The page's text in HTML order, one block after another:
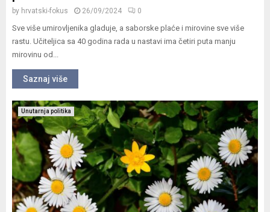
by hrvatski-fokus 26/09/2024 0
Sve više umirovljenika gladuje, a saborske plaće i mirovine sve više
rastu. Učiteljica sa 40 godina rada u nastavi ima četiri puta manju
mirovinu od...
Saznaj više
Unutarnja politika